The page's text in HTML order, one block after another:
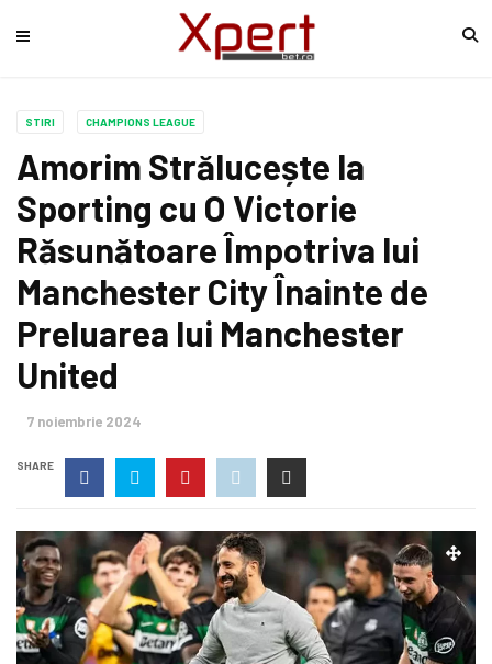
STIRI CHAMPIONS LEAGUE
Amorim Strălucește la
Sporting cu O Victorie
Răsunătoare Împotriva lui
Manchester City Înainte de
Preluarea lui Manchester
United
7 noiembrie 2024
SHARE